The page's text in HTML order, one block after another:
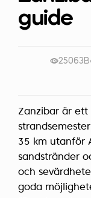
guide
25063
Zanzibar är
35 km utanför
sandstränder
och
goda